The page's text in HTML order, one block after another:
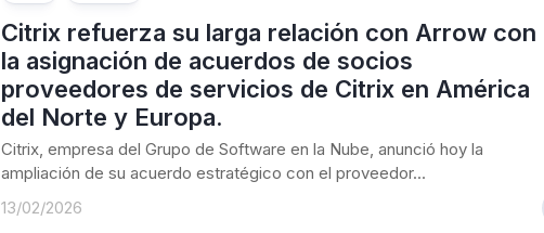
Citrix refuerza su larga relación con Arrow con
la asignación de acuerdos de socios
proveedores de servicios de Citrix en América
del Norte y Europa.
Citrix, empresa del Grupo de Software en la Nube, anunció hoy la
ampliación de su acuerdo estratégico con el proveedor...
13/02/2026